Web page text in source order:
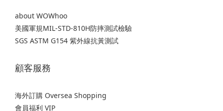
about WOWhoo
美國軍規MIL-STD-810H防摔測試檢驗
SGS ASTM G154 紫外線抗黃測試
顧客服務
海外訂購 Oversea Shopping
會員福利 VIP